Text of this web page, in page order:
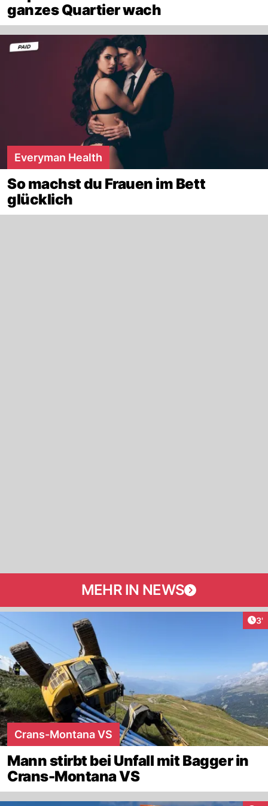
ganzes Quartier wach
Everyman Health
So machst du Frauen im Bett
glücklich
MEHR IN NEWS
3'
Crans-Montana VS
Mann stirbt bei Unfall mit Bagger in
Crans-Montana VS